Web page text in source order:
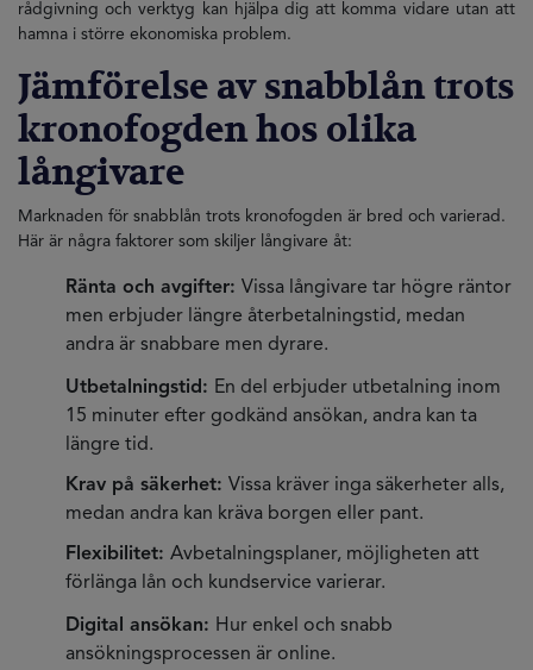
rådgivning och verktyg kan hjälpa dig att komma vidare utan att
hamna i större ekonomiska problem.
Jämförelse av snabblån trots
kronofogden hos olika
långivare
Marknaden för snabblån trots kronofogden är bred och varierad.
Här är några faktorer som skiljer långivare åt:
Ränta och avgifter: Vissa långivare tar högre räntor
men erbjuder längre återbetalningstid, medan
andra är snabbare men dyrare.
Utbetalningstid: En del erbjuder utbetalning inom
15 minuter efter godkänd ansökan, andra kan ta
längre tid.
Krav på säkerhet: Vissa kräver inga säkerheter alls,
medan andra kan kräva borgen eller pant.
Flexibilitet: Avbetalningsplaner, möjligheten att
förlänga lån och kundservice varierar.
Digital ansökan: Hur enkel och snabb
ansökningsprocessen är online.